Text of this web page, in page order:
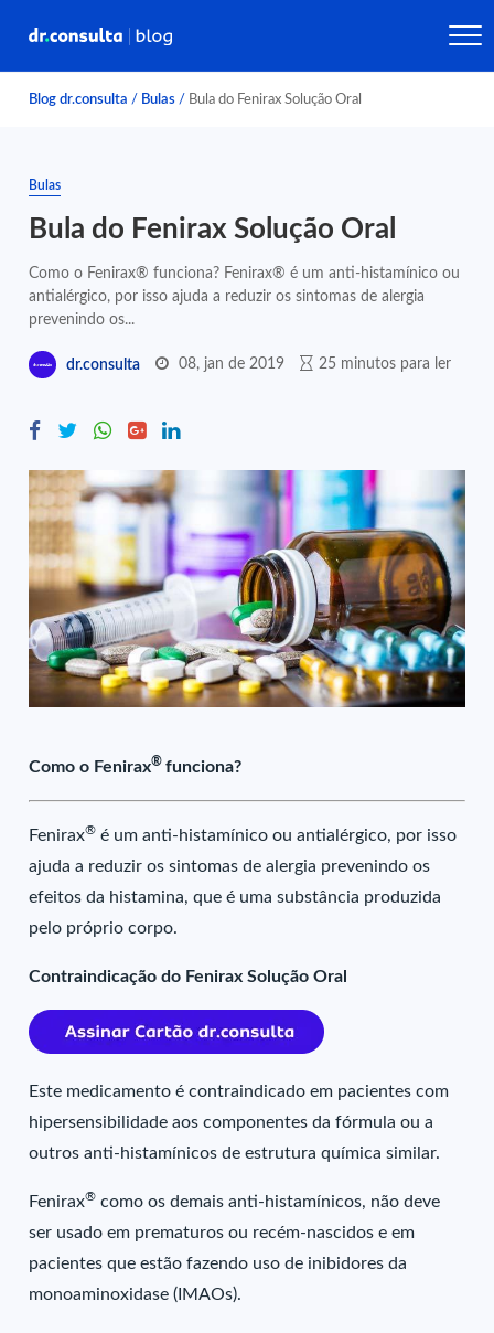
Blog dr.consulta / Bulas / Bula do Fenirax Solução Oral
Bulas
Bula do Fenirax Solução Oral
Como o Fenirax® funciona? Fenirax® é um anti-histamínico ou
antialérgico, por isso ajuda a reduzir os sintomas de alergia
prevenindo os...
dr.consulta 08, jan de 2019 25 minutos para ler
Como o Fenirax®funciona?
Fenirax® é um anti-histamínico ou antialérgico, por isso
ajuda a reduzir os sintomas de alergia prevenindo os
efeitos da histamina, que é uma substância produzida
pelo próprio corpo.
Contraindicação do Fenirax Solução Oral
Este medicamento é contraindicado em pacientes com
hipersensibilidade aos componentes da fórmula ou a
outros anti-histamínicos de estrutura química similar.
Fenirax® como os demais anti-histamínicos, não deve
ser usado em prematuros ou recém-nascidos e em
pacientes que estão fazendo uso de inibidores da
monoaminoxidase (IMAOs).